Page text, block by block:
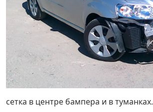
сетка в центре бампера и в туманках.